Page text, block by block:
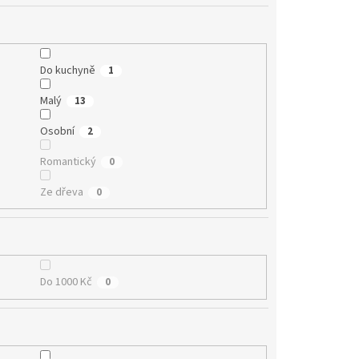
Do kuchyně 1
Malý 13
Osobní 2
Romantický 0
Ze dřeva 0
Do 1000 Kč 0